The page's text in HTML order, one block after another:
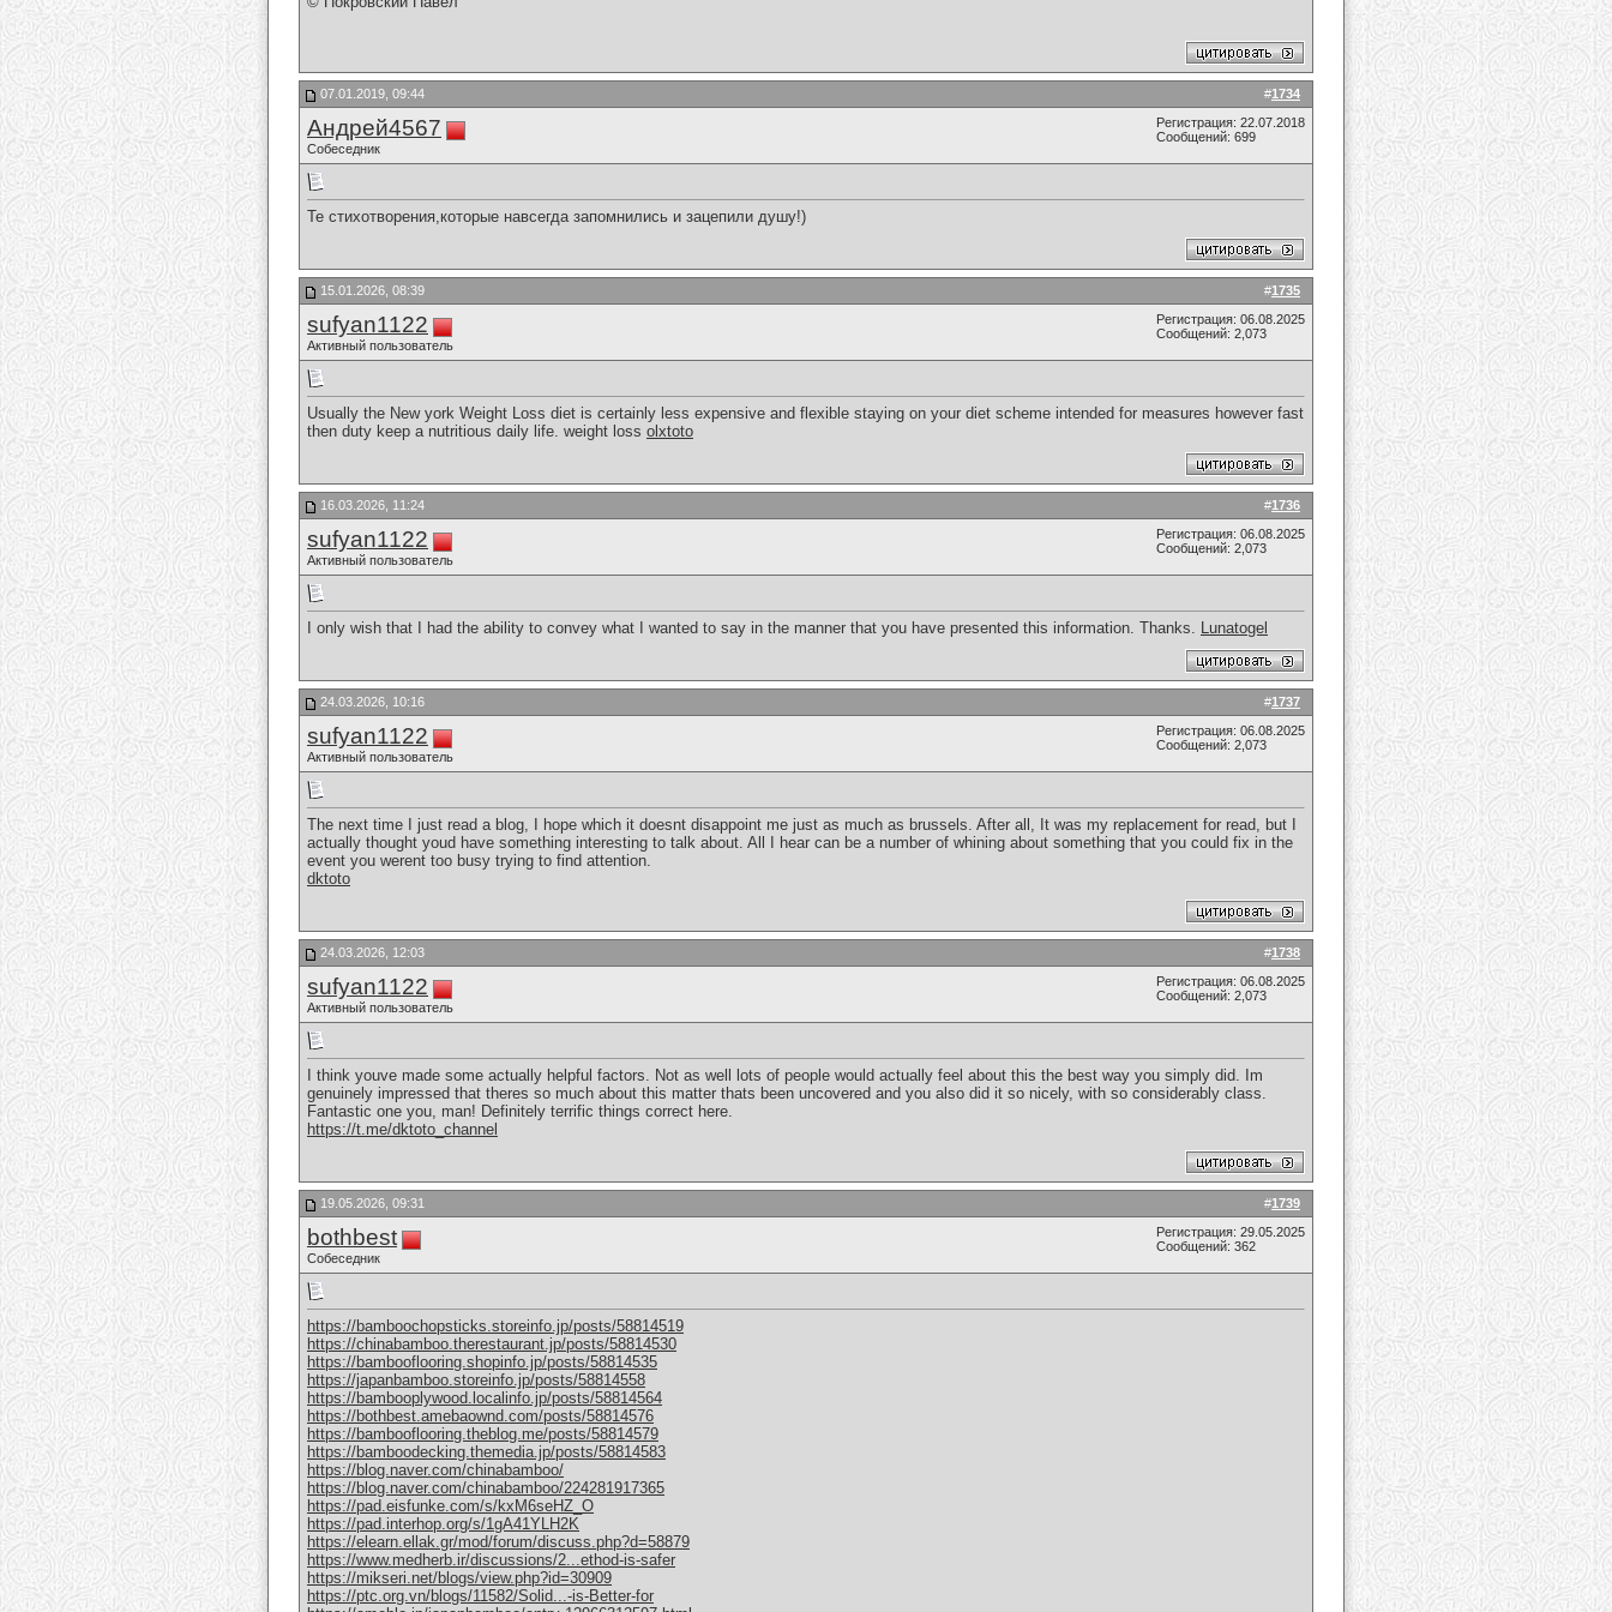
#1734
07.01.2019, 09:44
Андрей4567
Собеседник
Регистрация: 22.07.2018
Сообщений: 699
Те стихотворения,которые навсегда запомнились и зацепили душу!)
#1735
15.01.2026, 08:39
sufyan1122
Активный пользователь
Регистрация: 06.08.2025
Сообщений: 2,073
Usually the New york Weight Loss diet is certainly less expensive and flexible staying on your diet scheme intended for measures however fast
then duty keep a nutritious daily life. weight loss olxtoto
#1736
16.03.2026, 11:24
sufyan1122
Активный пользователь
Регистрация: 06.08.2025
Сообщений: 2,073
I only wish that I had the ability to convey what I wanted to say in the manner that you have presented this information. Thanks. Lunatogel
#1737
24.03.2026, 10:16
sufyan1122
Активный пользователь
Регистрация: 06.08.2025
Сообщений: 2,073
The next time I just read a blog, I hope which it doesnt disappoint me just as much as brussels. After all, It was my replacement for read, but I
actually thought youd have something interesting to talk about. All I hear can be a number of whining about something that you could fix in the
event you werent too busy trying to find attention.
dktoto
#1738
24.03.2026, 12:03
sufyan1122
Активный пользователь
Регистрация: 06.08.2025
Сообщений: 2,073
I think youve made some actually helpful factors. Not as well lots of people would actually feel about this the best way you simply did. Im
genuinely impressed that theres so much about this matter thats been uncovered and you also did it so nicely, with so considerably class.
Fantastic one you, man! Definitely terrific things correct here.
https://t.me/dktoto_channel
#1739
19.05.2026, 09:31
bothbest
Собеседник
Регистрация: 29.05.2025
Сообщений: 362
https://bamboochopsticks.storeinfo.jp/posts/58814519
https://chinabamboo.therestaurant.jp/posts/58814530
https://bambooflooring.shopinfo.jp/posts/58814535
https://japanbamboo.storeinfo.jp/posts/58814558
https://bambooplywood.localinfo.jp/posts/58814564
https://bothbest.amebaownd.com/posts/58814576
https://bambooflooring.theblog.me/posts/58814579
https://bamboodecking.themedia.jp/posts/58814583
https://blog.naver.com/chinabamboo/
https://blog.naver.com/chinabamboo/224281917365
https://pad.eisfunke.com/s/kxM6seHZ_O
https://pad.interhop.org/s/1gA41YLH2K
https://elearn.ellak.gr/mod/forum/discuss.php?d=58879
https://www.medherb.ir/discussions/2...ethod-is-safer
https://mikseri.net/blogs/view.php?id=30909
https://ptc.org.vn/blogs/11582/Solid...-is-Better-for